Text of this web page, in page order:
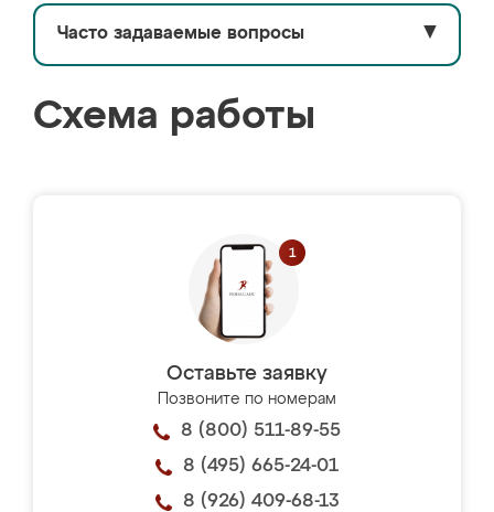
Часто задаваемые вопросы ▼
Схема работы
Оставьте заявку
Позвоните по номерам
8 (800) 511-89-55
8 (495) 665-24-01
8 (926) 409-68-13